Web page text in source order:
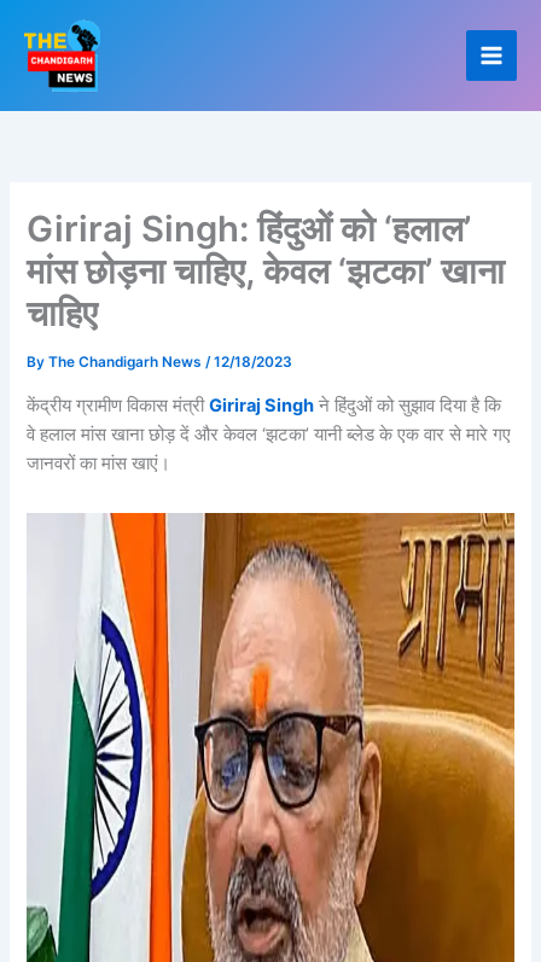
content
Giriraj Singh: हिंदुओं को ‘हलाल’
मांस छोड़ना चाहिए, केवल ‘झटका’ खाना
चाहिए
ByThe Chandigarh News/12/18/2023
केंद्रीय ग्रामीण विकास मंत्रीGiriraj Singh ने हिंदुओं को सुझाव दिया है कि
वे हलाल मांस खाना छोड़ दें और केवल ‘झटका’ यानी ब्लेड के एक वार से मारे गए
जानवरों का मांस खाएं।